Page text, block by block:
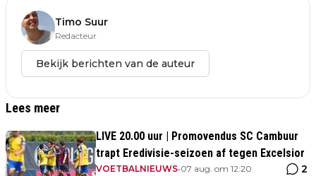
Timo Suur
Redacteur
Bekijk berichten van de auteur
Lees meer
LIVE 20.00 uur | Promovendus SC Cambuur
trapt Eredivisie-seizoen af tegen Excelsior
VOETBALNIEUWS•07 aug. om 12:20 2